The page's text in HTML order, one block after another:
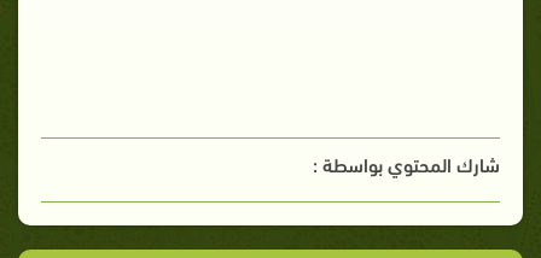
شارك المحتوي بواسطة :